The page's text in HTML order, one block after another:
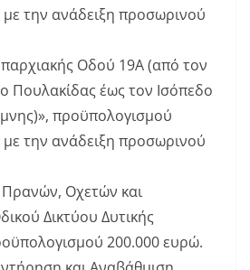
την ανάδειξη προσωρινού
Οδού 19Α (από τον
Πουλακίδας έως τον Ισόπεδο
προϋπολογισμού
την ανάδειξη προσωρινού
Οχετών και
Δικτύου Δυτικής
200.000 ευρώ.